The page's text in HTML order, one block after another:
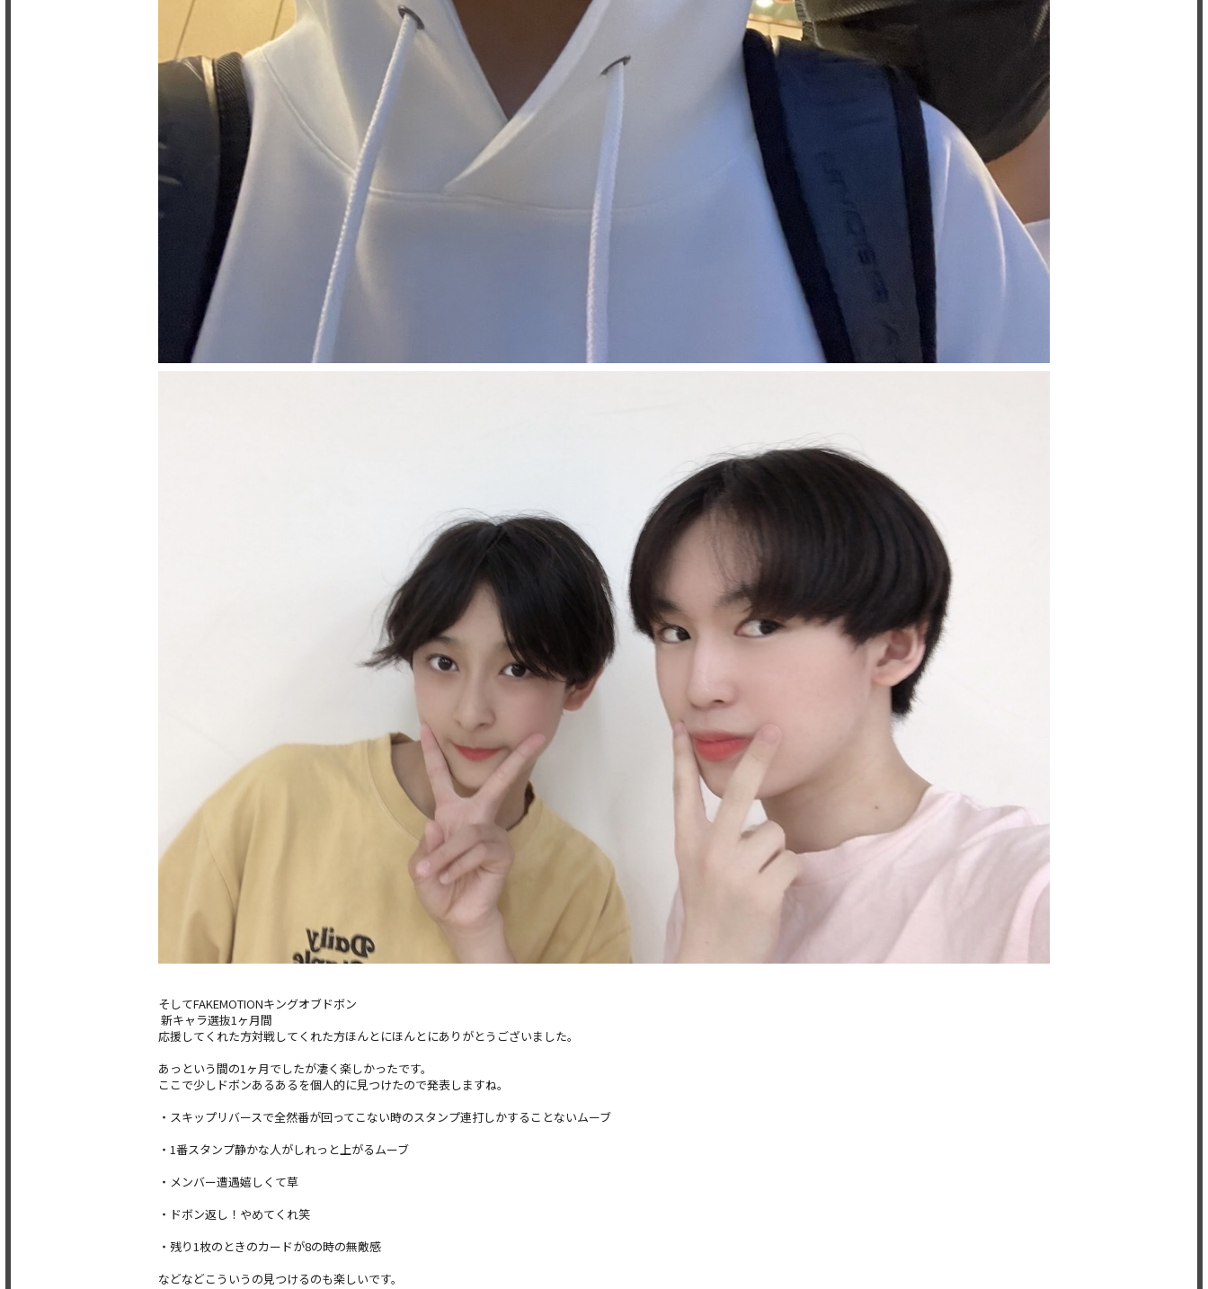
そしてFAKEMOTIONキングオブドボン
新キャラ選抜1ヶ月間
応援してくれた方対戦してくれた方ほんとにほんとにありがとうございました。
あっという間の1ヶ月でしたが凄く楽しかったです。
ここで少しドボンあるあるを個人的に見つけたので発表しますね。
・スキップリバースで全然番が回ってこない時のスタンプ連打しかすることないムーブ
・1番スタンプ静かな人がしれっと上がるムーブ
・メンバー遭遇嬉しくて草
・ドボン返し！やめてくれ笑
・残り1枚のときのカードが8の時の無敵感
などなどこういうの見つけるのも楽しいです。